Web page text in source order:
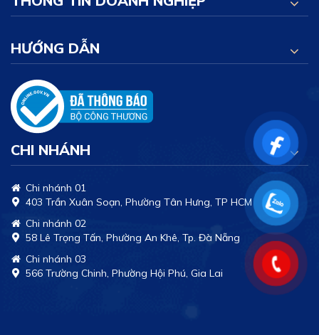
HƯỚNG DẪN
CHI NHÁNH
Chi nhánh 01
403 Trần Xuân Soạn, Phường Tân Hưng, TP HCM
Chi nhánh 02
58 Lê Trọng Tấn, Phường An Khê, Tp. Đà Nẵng
Chi nhánh 03
566 Trường Chinh, Phường Hội Phú, Gia Lai